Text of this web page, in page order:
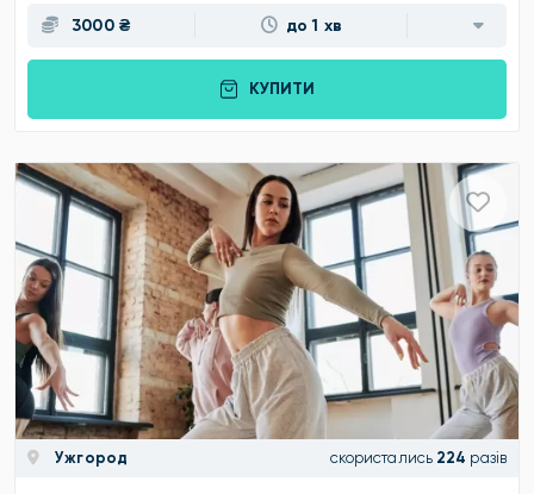
3000 ₴ до 1 хв
КУПИТИ
Ужгород скористались 224 разів